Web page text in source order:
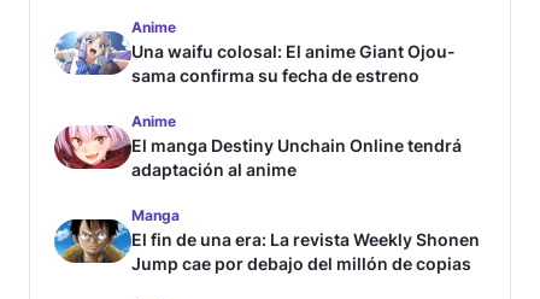
Anime
Una waifu colosal: El anime Giant Ojou-
sama confirma su fecha de estreno
Anime
El manga Destiny Unchain Online tendrá
adaptación al anime
Manga
El fin de una era: La revista Weekly Shonen
Jump cae por debajo del millón de copias